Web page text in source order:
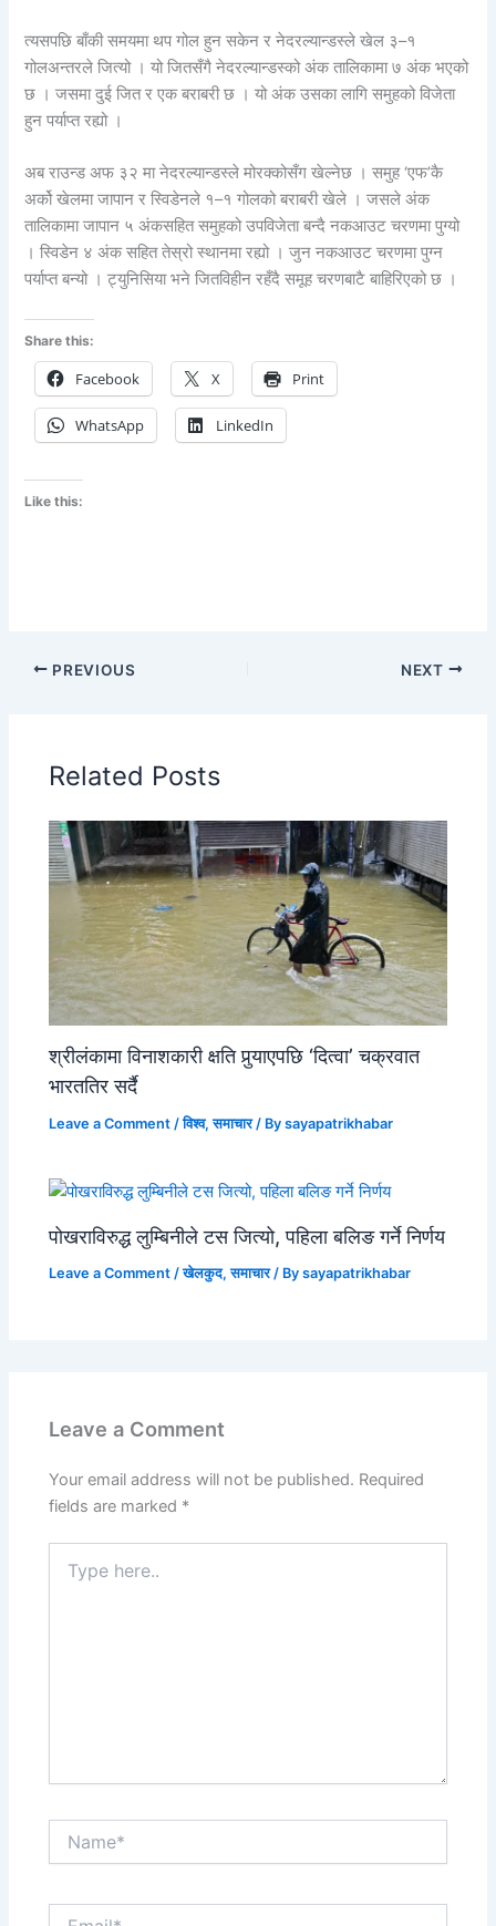
त्यसपछि बाँकी समयमा थप गोल हुन सकेन र नेदरल्यान्डस्ले खेल ३–१
गोलअन्तरले जित्यो । यो जितसँगै नेदरल्यान्डस्को अंक तालिकामा ७ अंक भएको
छ । जसमा दुई जित र एक बराबरी छ । यो अंक उसका लागि समुहको विजेता
हुन पर्याप्त रह्यो ।
अब राउन्ड अफ ३२ मा नेदरल्यान्डस्ले मोरक्कोसँग खेल्नेछ । समुह ‘एफ’कै
अर्को खेलमा जापान र स्विडेनले १–१ गोलको बराबरी खेले । जसले अंक
तालिकामा जापान ५ अंकसहित समुहको उपविजेता बन्दै नकआउट चरणमा पुग्यो
। स्विडेन ४ अंक सहित तेस्रो स्थानमा रह्यो । जुन नकआउट चरणमा पुग्न
पर्याप्त बन्यो । ट्युनिसिया भने जितविहीन रहँदै समूह चरणबाटै बाहिरिएको छ ।
Share this:
Facebook X Print
WhatsApp LinkedIn
Like this:
PREVIOUS NEXT
Related Posts
श्रीलंकामा विनाशकारी क्षति पुर्‍याएपछि ‘दित्वा’ चक्रवात
भारततिर सर्दै
Leave a Comment /विश्व,समाचार/ Bysayapatrikhabar
पोखराविरुद्ध लुम्बिनीले टस जित्यो, पहिला बलिङ गर्ने निर्णय
Leave a Comment /खेलकुद,समाचार/ Bysayapatrikhabar
Leave a Comment
Your email address will not be published. Required
fields are marked *
here..